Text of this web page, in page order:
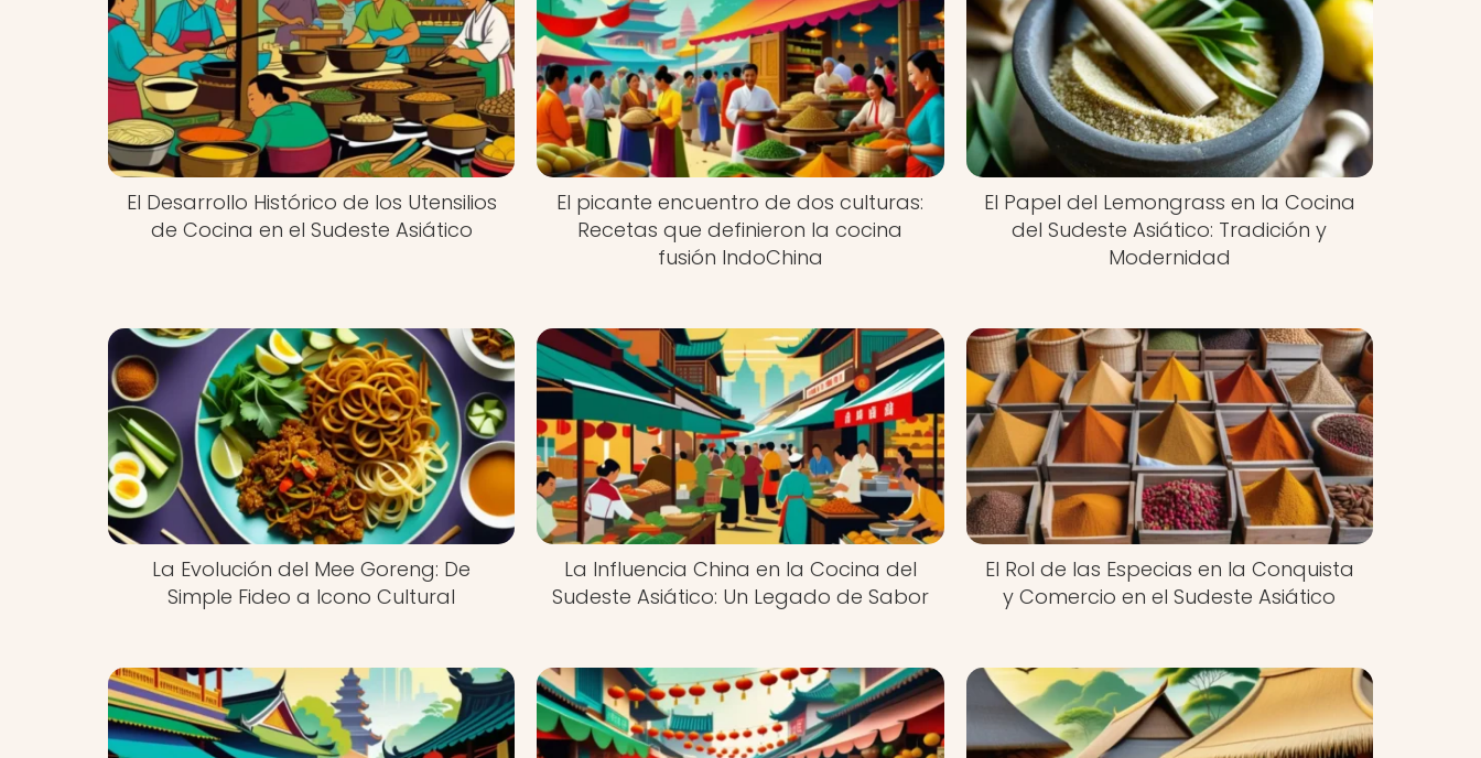
El Desarrollo Histórico de los Utensilios
de Cocina en el Sudeste Asiático
El picante encuentro de dos culturas:
Recetas que definieron la cocina
fusión IndoChina
El Papel del Lemongrass en la Cocina
del Sudeste Asiático: Tradición y
Modernidad
La Evolución del Mee Goreng: De
Simple Fideo a Icono Cultural
La Influencia China en la Cocina del
Sudeste Asiático: Un Legado de Sabor
El Rol de las Especias en la Conquista
y Comercio en el Sudeste Asiático